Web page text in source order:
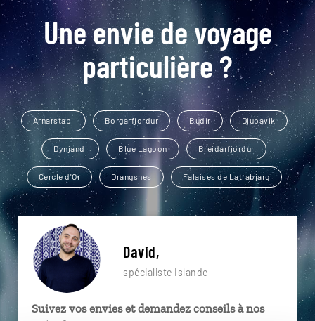
Une envie de voyage
particulière ?
Arnarstapi Borgarfjordur Budir Djupavik
Dynjandi Blue Lagoon Breidarfjordur
Cercle d'Or Drangsnes Falaises de Latrabjarg
David,
spécialiste Islande
Suivez vos envies et demandez conseils à nos